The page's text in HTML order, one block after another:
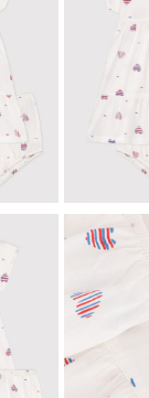
par carte bancaire